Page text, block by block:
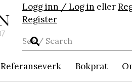
Logg inn / Log in eller
Register
Referanseverk Bokprat